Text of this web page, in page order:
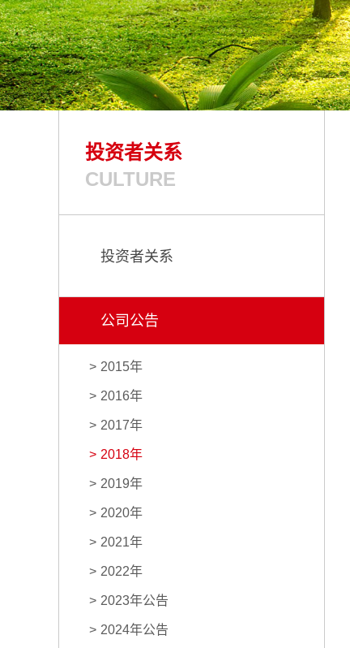
投资者关系
CULTURE
投资者关系
公司公告
2015年
2016年
2017年
2018年
2019年
2020年
2021年
2022年
2023年公告
2024年公告